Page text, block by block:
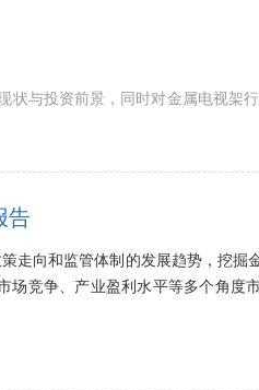
状与投资前景，同时对金属电视架
告
走向和监管体制的发展趋势，挖掘
场竞争、产业盈利水平等多个角度